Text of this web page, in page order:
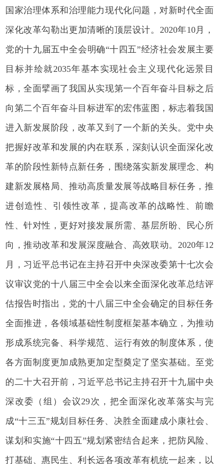
国家治理体系和治理能力现代化问题，对新时代全面
深化改革勾勒出更加清晰的顶层设计。2020年10月，
党的十九届五中全会明确“十四五”经济社会发展主要
目标并绘就2035年基本实现社会主义现代化远景目
标，全面擘画了我国从实现第一个百年奋斗目标之后
向第二个百年奋斗目标进军的宏伟蓝图，标志着我国
进入新发展阶段，改革又到了一个新的关头。党中央
把握好改革和发展的内在联系，深刻认识全面深化改
革的阶段性新特点新任务，围绕落实新发展理念、构
建新发展格局、推动高质量发展等战略目标任务，推
进创造性、引领性改革，提高改革的战略性、前瞻
性、针对性，更好对接发展所需、基层所盼、民心所
向，推动改革和发展深度融合、高效联动。2020年12
月，习近平总书记在主持召开中央深改委第十七次会
议审议党的十八届三中全会以来全面深化改革总结评
估报告时指出，党的十八届三中全会确定的目标任务
全面推进，各领域基础性制度框架基本确立，为推动
形成系统完备、科学规范、运行有效的制度体系，使
各方面制度更加成熟更加定型奠定了坚实基础。至党
的二十大召开前，习近平总书记主持召开十九届中央
深改委（组）会议29次，把全面深化改革落实与完
成“十三五”规划目标任务、决胜全面建成小康社会、
谋划和实施“十四五”规划紧密结合起来，把防风险、
打基础、惠民生、利长远各项改革有机统一起来，以